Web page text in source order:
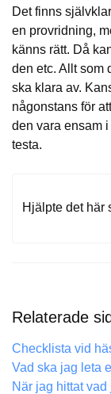
Det finns
en provridning,
känns rätt. Då
den etc. Allt som
ska klara av.
någonstans för
den vara ensam
testa.
Hjälpte det här
Relaterade
Checklista vid
Vad ska jag leta
När jag hittat vad